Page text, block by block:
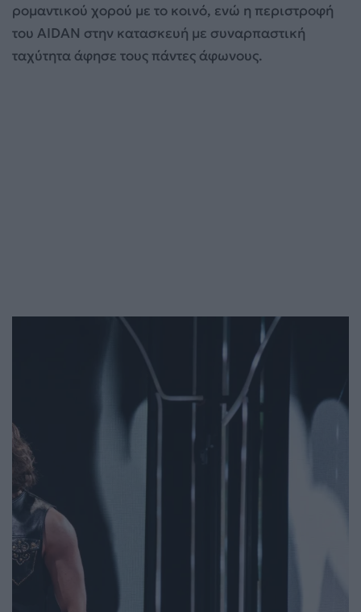
ρομαντικού χορού με το κοινό, ενώ η περιστροφή
του AIDAN στην κατασκευή με συναρπαστική
ταχύτητα άφησε τους πάντες άφωνους.